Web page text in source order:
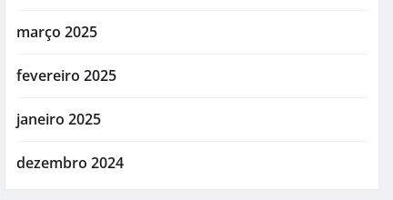
março 2025
fevereiro 2025
janeiro 2025
dezembro 2024